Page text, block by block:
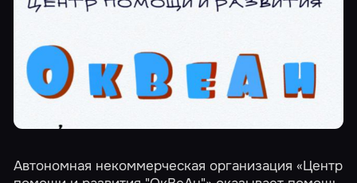
Автономная некоммерческая организация «Центр